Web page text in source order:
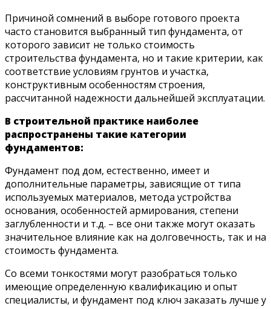
Причиной сомнений в выборе готового проекта
часто становится выбранный тип фундамента, от
которого зависит не только стоимость
строительства фундамента, но и такие критерии, как
соответствие условиям грунтов и участка,
конструктивным особенностям строения,
рассчитанной надежности дальнейшей эксплуатации.
В строительной практике наиболее
распространены такие категории
фундаментов:
Фундамент под дом, естественно, имеет и
дополнительные параметры, зависящие от типа
используемых материалов, метода устройства
основания, особенностей армирования, степени
заглубленности и т.д. – все они также могут оказать
значительное влияние как на долговечность, так и на
стоимость фундамента.
Со всеми тонкостями могут разобраться только
имеющие определенную квалификацию и опыт
специалисты, и фундамент под ключ заказать лучше у